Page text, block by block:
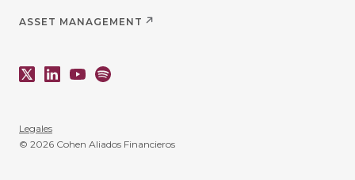
ASSET MANAGEMENT
Legales
© 2026 Cohen Aliados Financieros